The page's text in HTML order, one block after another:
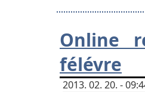
Online
félévre
2013. 02. 20. -